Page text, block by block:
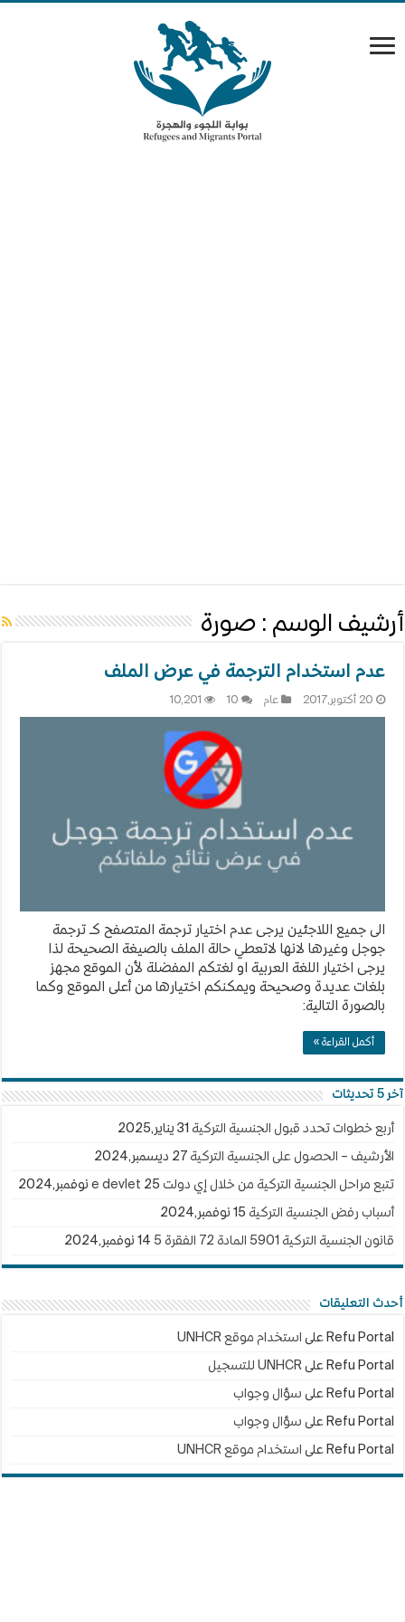
أرشيف الوسم : صورة
عدم استخدام الترجمة في عرض الملف
20 أكتوبر,2017 عام 10
10,201
الى جميع اللاجئين يرجى عدم اختيار ترجمة المتصفح كـ ترجمة
جوجل وغيرها لانها لاتعطي حالة الملف بالصيغة الصحيحة لذا
يرجى اختيار اللغة العربية او لغتكم المفضلة لأن الموقع مجهز
بلغات عديدة وصحيحة ويمكنكم اختيارها من أعلى الموقع وكما
بالصورة التالية:
أكمل القراءة »
آخر 5 تحديثات
أربع خطوات تحدد قبول الجنسية التركية 31 يناير,2025
الأرشيف – الحصول على الجنسية التركية 27 ديسمبر,2024
تتبع مراحل الجنسية التركية من خلال إي دولت e devlet 25 نوفمبر,2024
أسباب رفض الجنسية التركية 15 نوفمبر,2024
قانون الجنسية التركية 5901 المادة 72 الفقرة 5 14 نوفمبر,2024
أحدث التعليقات
Refu Portal على استخدام موقع UNHCR
Refu Portal علىUNHCR للتسجيل
Refu Portal على سؤال وجواب
Refu Portal على سؤال وجواب
Refu Portal على استخدام موقع UNHCR